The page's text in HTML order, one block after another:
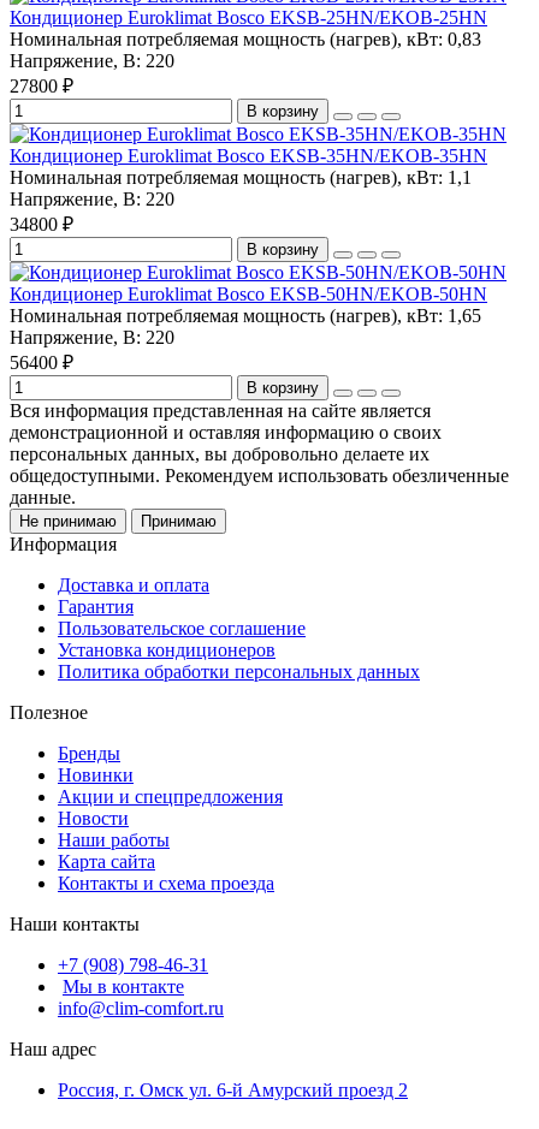
Кондиционер Euroklimat Bosco EKSB-25HN/EKOB-25HN
Номинальная потребляемая мощность (нагрев), кВт: 0,83
Напряжение, В: 220
27800 ₽
В корзину
Кондиционер Euroklimat Bosco EKSB-35HN/EKOB-35HN
Номинальная потребляемая мощность (нагрев), кВт: 1,1
Напряжение, В: 220
34800 ₽
В корзину
Кондиционер Euroklimat Bosco EKSB-50HN/EKOB-50HN
Номинальная потребляемая мощность (нагрев), кВт: 1,65
Напряжение, В: 220
56400 ₽
В корзину
Вся информация представленная на сайте является
демонстрационной и оставляя информацию о своих
персональных данных, вы добровольно делаете их
общедоступными. Рекомендуем использовать обезличенные
данные.
Не принимаю Принимаю
Информация
Доставка и оплата
Гарантия
Пользовательское соглашение
Установка кондиционеров
Политика обработки персональных данных
Полезное
Бренды
Новинки
Акции и спецпредложения
Новости
Наши работы
Карта сайта
Контакты и схема проезда
Наши контакты
+7 (908) 798-46-31
Мы в контакте
info@clim-comfort.ru
Наш адрес
Россия, г. Омск ул. 6-й Амурский проезд 2